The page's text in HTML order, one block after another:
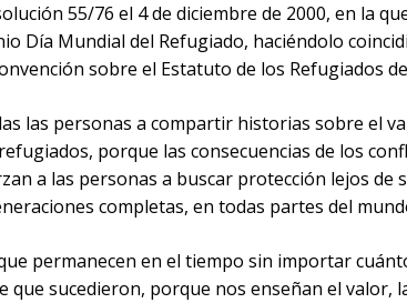
55/76 el 4 de diciembre de 2000, en la
Día Mundial del Refugiado, haciéndolo
sobre el Estatuto de los Refugiados
las personas a compartir historias sobre el
porque las consecuencias de los
a las personas a buscar protección lejos de
completas, en todas partes del
permanecen en el tiempo sin importar
que sucedieron, porque nos enseñan el valor,